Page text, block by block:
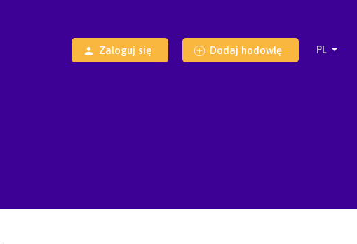
Zaloguj się Dodaj hodowlę